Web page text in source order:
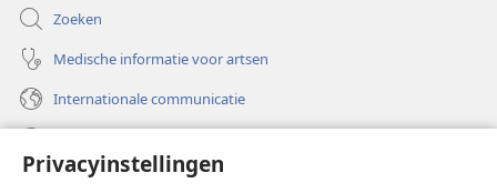
Privacyinstellingen
Zoeken
Medische informatie voor artsen
Internationale communicatie